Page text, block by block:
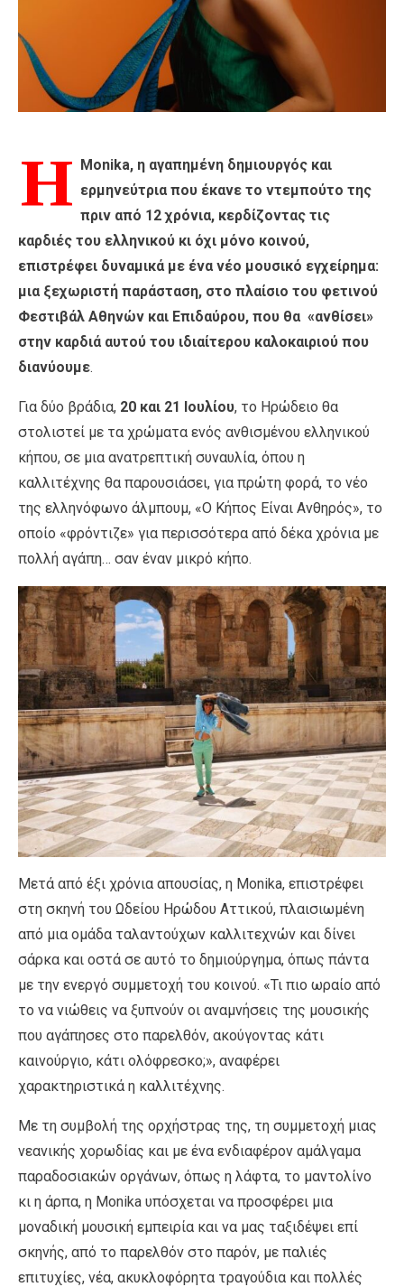
Η Monika, η αγαπημένη δημιουργός και
ερμηνεύτρια που έκανε το ντεμπούτο της
πριν από 12 χρόνια, κερδίζοντας τις
καρδιές του ελληνικού κι όχι μόνο κοινού,
επιστρέφει δυναμικά με ένα νέο μουσικό εγχείρημα:
μια ξεχωριστή παράσταση, στο πλαίσιο του φετινού
Φεστιβάλ Αθηνών και Επιδαύρου, που θα «ανθίσει»
στην καρδιά αυτού του ιδιαίτερου καλοκαιριού που
διανύουμε.
Για δύο βράδια, 20 και 21 Ιουλίου, το Ηρώδειο θα
στολιστεί με τα χρώματα ενός ανθισμένου ελληνικού
κήπου, σε μια ανατρεπτική συναυλία, όπου η
καλλιτέχνης θα παρουσιάσει, για πρώτη φορά, το νέο
της ελληνόφωνο άλμπουμ, «Ο Κήπος Είναι Ανθηρός», το
οποίο «φρόντιζε» για περισσότερα από δέκα χρόνια με
πολλή αγάπη… σαν έναν μικρό κήπο.
Μετά από έξι χρόνια απουσίας, η Monika, επιστρέφει
στη σκηνή του Ωδείου Ηρώδου Αττικού, πλαισιωμένη
από μια ομάδα ταλαντούχων καλλιτεχνών και δίνει
σάρκα και οστά σε αυτό το δημιούργημα, όπως πάντα
με την ενεργό συμμετοχή του κοινού. «Τι πιο ωραίο από
το να νιώθεις να ξυπνούν οι αναμνήσεις της μουσικής
που αγάπησες στο παρελθόν, ακούγοντας κάτι
καινούργιο, κάτι ολόφρεσκο;», αναφέρει
χαρακτηριστικά η καλλιτέχνης.
Με τη συμβολή της ορχήστρας της, τη συμμετοχή μιας
νεανικής χορωδίας και με ένα ενδιαφέρον αμάλγαμα
παραδοσιακών οργάνων, όπως η λάφτα, το μαντολίνο
κι η άρπα, η Monika υπόσχεται να προσφέρει μια
μοναδική μουσική εμπειρία και να μας ταξιδέψει επί
σκηνής, από το παρελθόν στο παρόν, με παλιές
επιτυχίες, νέα, ακυκλοφόρητα τραγούδια και πολλές